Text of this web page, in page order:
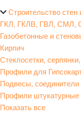
Строительство стен
ГКЛ, ГКЛВ, ГВЛ, СМЛ,
Газобетонные и
Кирпич
Стеклосетки,
Профили для
Подвесы, соединители
Профили штукатурные
Показать все